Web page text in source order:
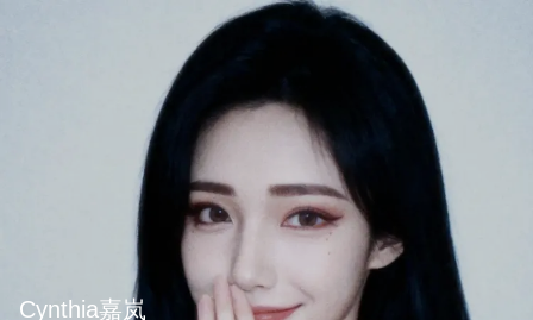
Cynthia嘉岚